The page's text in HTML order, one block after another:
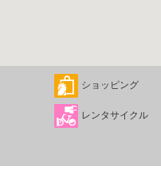
ショッピング
レンタサイクル